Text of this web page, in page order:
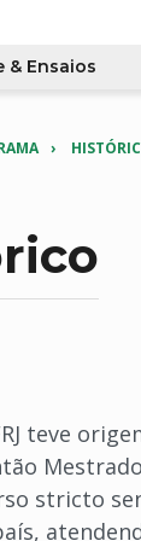
& Ensaios
teve
stricto